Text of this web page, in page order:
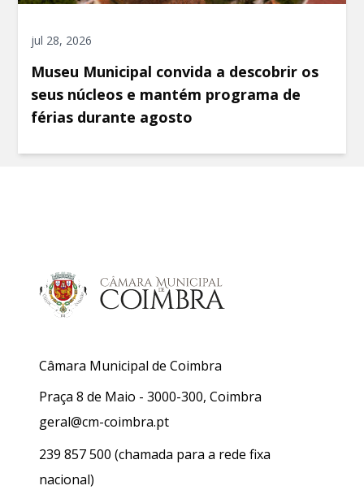
jul 28, 2026
Museu Municipal convida a descobrir os
seus núcleos e mantém programa de
férias durante agosto
Câmara Municipal de Coimbra
Praça 8 de Maio - 3000-300, Coimbra
geral@cm-coimbra.pt
239 857 500 (chamada para a rede fixa
nacional)